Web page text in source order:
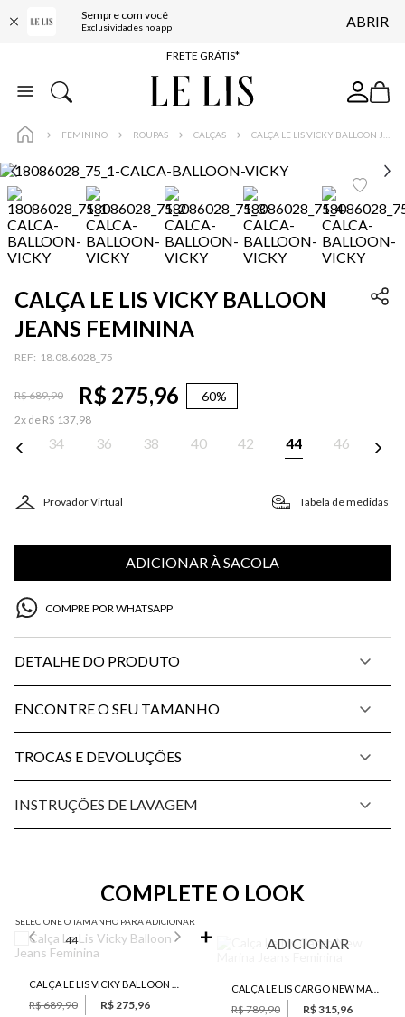
Sempre com você
Exclusividades no app ABRIR
ENTREGA EXPRESSA*
FRETE GRÁTIS*
BAIXE O APP
FEMININO ROUPAS CALÇAS
CALÇA LE LIS VICKY BALLOON
JEANS FEMININA
: 18.08.6028_75
R$689,90 R$ 275,96 -60%
2x de R$ 137,98
34 36 38 40 42 44 46
Provador Virtual Tabela de medidas
ADICIONAR À SACOLA
COMPRE POR WHATSAPP
DETALHE DO PRODUTO
ENCONTRE O SEU TAMANHO
TROCAS E DEVOLUÇÕES
INSTRUÇÕES DE LAVAGEM
COMPLETE O LOOK
SELECIONE O TAMANHO PARA ADICIONAR
44
R$ 689,90
R$ 275,96
ADICIONAR
R$ 789,90
R$ 315,96